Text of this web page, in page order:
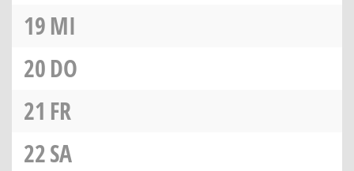
19MI
20DO
21 FR
22SA